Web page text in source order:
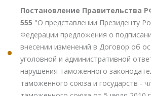
Постановление Правительства
555 "О представлении Президенту
Федерации предложения о
внесении изменений в Договор об
уголовной и административной
нарушения таможенного
таможенного союза и государств -